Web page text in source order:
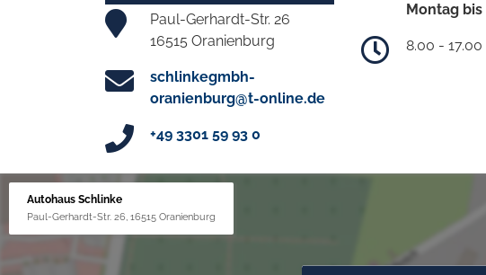
Paul-Gerhardt-Str. 26
16515 Oranienburg
schlinkegmbh-
oranienburg@t-online.de
+49 3301 59 93 0
Montag
8.00 -
Autohaus Schlinke
Paul-Gerhardt-Str. 26, 16515 Oranienburg